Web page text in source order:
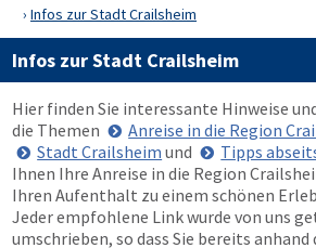
Infos zur Stadt Crailsheim
Infos zur Stadt Crailsheim
Hier finden Sie interessante Hinweise
die Themen
Anreise in die Region
Stadt Crailsheim und Tipps
Ihnen Ihre Anreise in die Region
Ihren Aufenthalt zu einem schönen
Jeder empfohlene Link wurde von uns
umschrieben, so dass Sie bereits anhand